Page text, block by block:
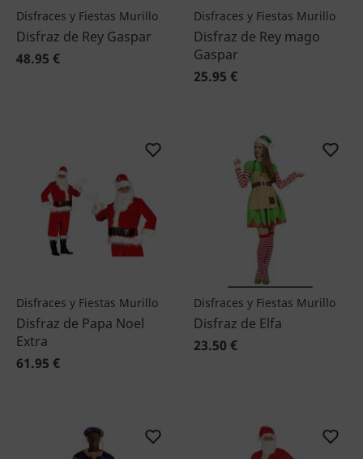
Disfraces y Fiestas Murillo
Disfraz de Rey Gaspar
48.95 €
Disfraces y Fiestas Murillo
Disfraz de Rey mago
Gaspar
25.95 €
Disfraces y Fiestas Murillo
Disfraz de Papa Noel
Extra
61.95 €
Disfraces y Fiestas Murillo
Disfraz de Elfa
23.50 €